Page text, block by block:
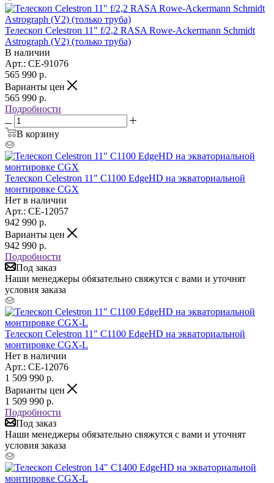
Телескоп Celestron 11" f/2,2 RASA Rowe-Ackermann Schmidt
Astrograph (V2) (только труба)
В наличии
Арт.: CE-91076
565 990 р.
Варианты цен
565 990 р.
Подробности
В корзину
Телескоп Celestron 11" С1100 EdgeHD на экваториальной
монтировке CGX
Нет в наличии
Арт.: CE-12057
942 990 р.
Варианты цен
942 990 р.
Подробности
Под заказ
Наши менеджеры обязательно свяжутся с вами и уточнят
условия заказа
Телескоп Celestron 11" С1100 EdgeHD на экваториальной
монтировке CGX-L
Нет в наличии
Арт.: CE-12076
1 509 990 р.
Варианты цен
1 509 990 р.
Подробности
Под заказ
Наши менеджеры обязательно свяжутся с вами и уточнят
условия заказа